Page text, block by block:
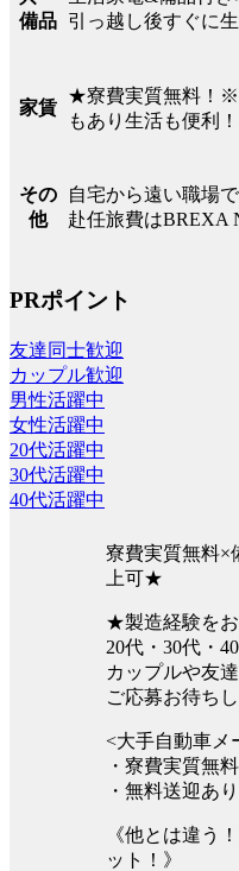
備品 引っ越し後すぐに
家賃
★寮費実質無料！※
もあり生活も便利
その
他
自宅から遠い職場
赴任旅費はBREXA
PRポイント
友達同士歓迎
カップル歓迎
男性活躍中
女性活躍中
20代活躍中
30代活躍中
40代活躍中
寮費実質無料×
上可★
★製造経験をお
20代・30代・
カップルや友
ご応募お待ち
<大手自動車メ
・寮費実質無
・無料送迎あ
《他とは違う
ット！》